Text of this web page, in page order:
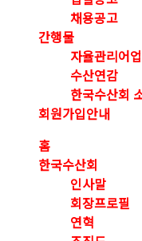
채용공고
간행물
자율관리어
수산연감
한국수산회
회원가입안내
홈
한국수산회
인사말
회장프로필
연혁